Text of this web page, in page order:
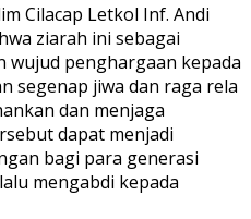
Cilacap Letkol Inf. Andi
ziarah ini sebagai
wujud penghargaan kepada
segenap jiwa dan raga rela
dan menjaga
dapat menjadi
bagi para generasi
mengabdi kepada